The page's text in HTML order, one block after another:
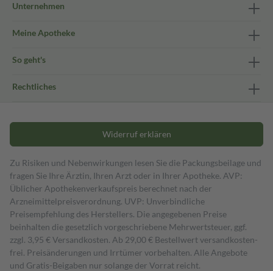
Unternehmen
Meine Apotheke
So geht's
Rechtliches
Widerruf erklären
Zu Risiken und Nebenwirkungen lesen Sie die Packungsbeilage und
fragen Sie Ihre Ärztin, Ihren Arzt oder in Ihrer Apotheke. AVP:
Üblicher Apothekenverkaufspreis berechnet nach der
Arzneimittelpreisverordnung. UVP: Unverbindliche
Preisempfehlung des Herstellers. Die angegebenen Preise
beinhalten die gesetzlich vorgeschriebene Mehrwertsteuer, ggf.
zzgl. 3,95 € Versandkosten. Ab 29,00 € Bestell­wert versand­kosten­
frei. Preisänderungen und Irrtümer vorbehalten. Alle Angebote
und Gratis-Beigaben nur solange der Vorrat reicht.